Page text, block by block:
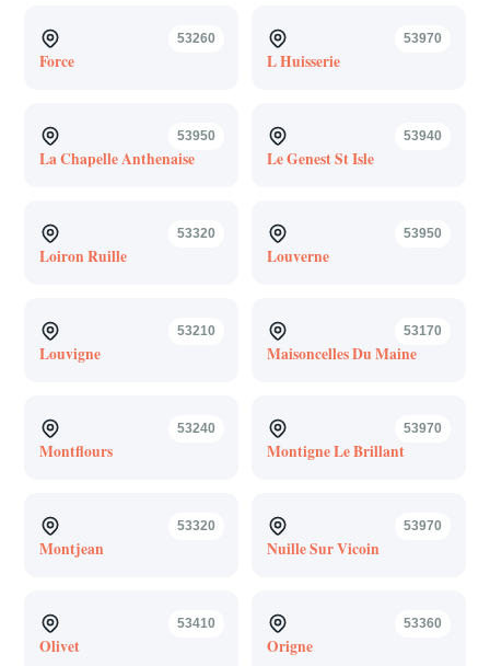
53260
Force
53970
L Huisserie
53950
La Chapelle Anthenaise
53940
Le Genest St Isle
53320
Loiron Ruille
53950
Louverne
53210
Louvigne
53170
Maisoncelles Du Maine
53240
Montflours
53970
Montigne Le Brillant
53320
Montjean
53970
Nuille Sur Vicoin
53410
Olivet
53360
Origne